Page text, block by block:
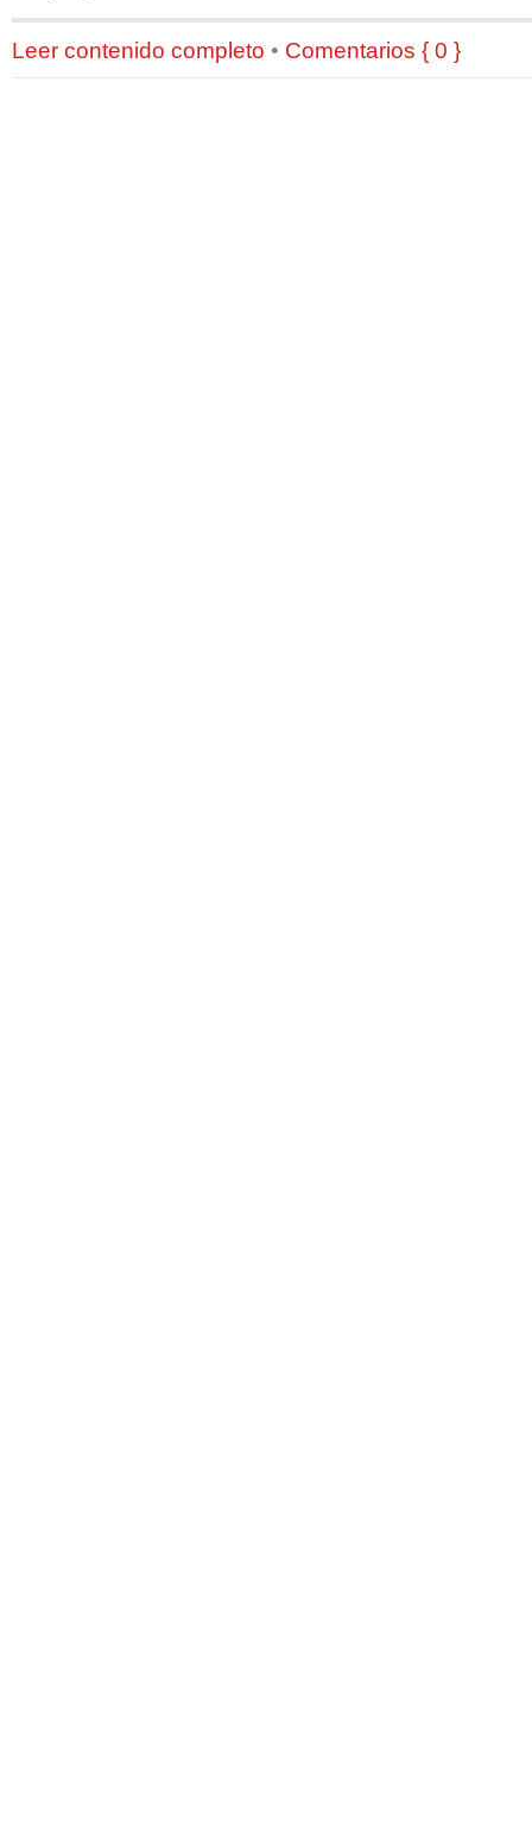
Leer contenido completo • Comentarios { 0 }